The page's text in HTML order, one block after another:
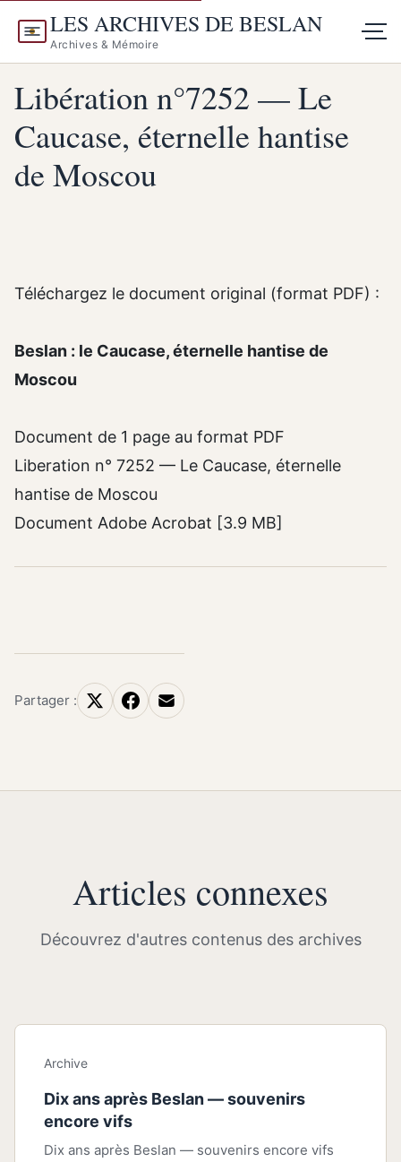
LES ARCHIVES DE BESLAN
Archives & Mémoire
Libération n°7252 — Le
Caucase, éternelle hantise
de Moscou
Téléchargez le document original (format PDF) :
Beslan : le Caucase, éternelle hantise de
Moscou
Document de 1 page au format PDF
Liberation n° 7252 — Le Caucase, éternelle
hantise de Moscou
Document Adobe Acrobat [3.9 MB]
Partager :
Articles connexes
Découvrez d'autres contenus des archives
Archive
Dix ans après Beslan — souvenirs
encore vifs
Dix ans après Beslan — souvenirs encore vifs